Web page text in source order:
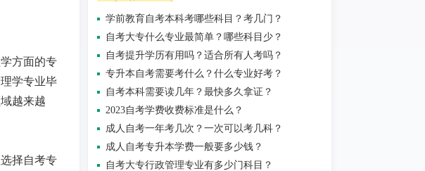
方面的专
学专业毕
越来越
择自考专
费1000元左右；如果自考大专考
生报考辅导机构，花费则要更贵
实际当地消费水平为准。
学前教育自考本科考哪些科目？考几门？
自考大专什么专业最简单？哪些科目少？
自考提升学历有用吗？适合所有人考吗？
专升本自考需要考什么？什么专业好考？
自考本科需要读几年？最快多久拿证？
2023自考学费收费标准是什么？
成人自考一年考几次？一次可以考几科？
成人自考专升本学费一般要多少钱？
自考大专行政管理专业有多少门科目？